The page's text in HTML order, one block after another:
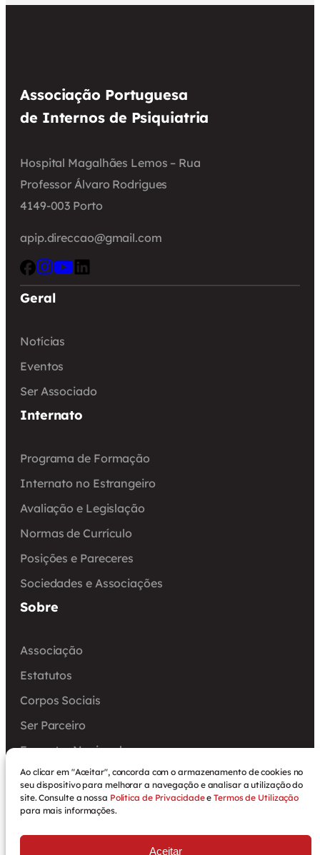
Ao clicar em "Aceitar", concorda com o armazenamento de cookies no
seu dispositivo para melhorar a navegação e analisar a utilização do
site. Consulte a nossa Política de PrivacidadeeTermos de Utilização
para mais informações.
Aceitar
Associação Portuguesa
de Internos de Psiquiatria
Hospital Magalhães Lemos – Rua
Professor Álvaro Rodrigues
4149-003 Porto
apip.direccao@gmail.com
Geral
Notícias
Eventos
Ser Associado
Internato
Programa de Formação
Internato no Estrangeiro
Avaliação e Legislação
Normas de Currículo
Posições e Pareceres
Sociedades e Associações
Sobre
Associação
Estatutos
Corpos Sociais
Ser Parceiro
Encontro Nacional
Arquivo